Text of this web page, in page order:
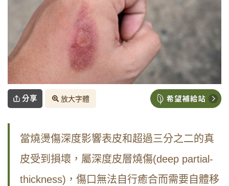
分享 放大字體
當燒燙傷深度影響表皮和超過三分之二的真
皮受到損壞，屬深度皮層燒傷(deep partial-
thickness)，傷口無法自行癒合而需要自體移